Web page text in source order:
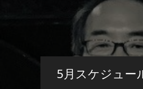
5月スケジュー